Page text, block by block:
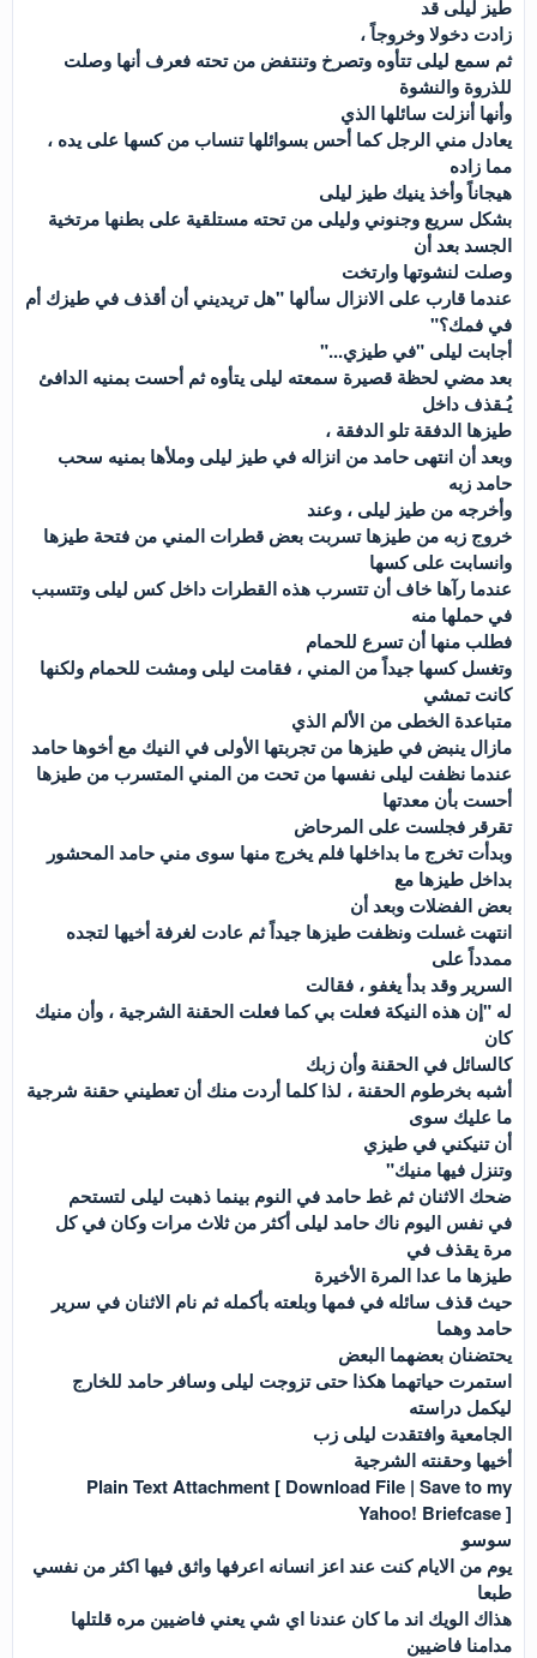
طيز ليلى قد
زادت دخولا وخروجاً ،
ثم سمع ليلى تتأوه وتصرخ وتنتفض من تحته فعرف أنها وصلت
للذروة والنشوة
وأنها أنزلت سائلها الذي
يعادل مني الرجل كما أحس بسوائلها تنساب من كسها على يده ،
مما زاده
هيجاناً وأخذ ينيك طيز ليلى
بشكل سريع وجنوني وليلى من تحته مستلقية على بطنها مرتخية
الجسد بعد أن
وصلت لنشوتها وارتخت
عندما قارب على الانزال سألها "هل تريديني أن أقذف في طيزك أم
في فمك؟"
أجابت ليلى "في طيزي..."
بعد مضي لحظة قصيرة سمعته ليلى يتأوه ثم أحست بمنيه الدافئ
يُـقذف داخل
طيزها الدفقة تلو الدفقة ،
وبعد أن انتهى حامد من انزاله في طيز ليلى وملأها بمنيه سحب
حامد زبه
وأخرجه من طيز ليلى ، وعند
خروج زبه من طيزها تسربت بعض قطرات المني من فتحة طيزها
وانسابت على كسها
عندما رآها خاف أن تتسرب هذه القطرات داخل كس ليلى وتتسبب
في حملها منه
فطلب منها أن تسرع للحمام
وتغسل كسها جيداً من المني ، فقامت ليلى ومشت للحمام ولكنها
كانت تمشي
متباعدة الخطى من الألم الذي
مازال ينبض في طيزها من تجربتها الأولى في النيك مع أخوها حامد
عندما نظفت ليلى نفسها من تحت من المني المتسرب من طيزها
أحست بأن معدتها
تقرقر فجلست على المرحاض
وبدأت تخرج ما بداخلها فلم يخرج منها سوى مني حامد المحشور
بداخل طيزها مع
بعض الفضلات وبعد أن
انتهت غسلت ونظفت طيزها جيداً ثم عادت لغرفة أخيها لتجده
ممدداً على
السرير وقد بدأ يغفو ، فقالت
له "إن هذه النيكة فعلت بي كما فعلت الحقنة الشرجية ، وأن منيك
كان
كالسائل في الحقنة وأن زبك
أشبه بخرطوم الحقنة ، لذا كلما أردت منك أن تعطيني حقنة شرجية
ما عليك سوى
أن تنيكني في طيزي
وتنزل فيها منيك"
ضحك الاثنان ثم غط حامد في النوم بينما ذهبت ليلى لتستحم
في نفس اليوم ناك حامد ليلى أكثر من ثلاث مرات وكان في كل
مرة يقذف في
طيزها ما عدا المرة الأخيرة
حيث قذف سائله في فمها وبلعته بأكمله ثم نام الاثنان في سرير
حامد وهما
يحتضنان بعضهما البعض
استمرت حياتهما هكذا حتى تزوجت ليلى وسافر حامد للخارج
ليكمل دراسته
الجامعية وافتقدت ليلى زب
أخيها وحقنته الشرجية
Plain Text Attachment [ Download File | Save to my
Yahoo! Briefcase ]
سوسو
يوم من الايام كنت عند اعز انسانه اعرفها واثق فيها اكثر من نفسي
طبعا
هذاك الويك اند ما كان عندنا اي شي يعني فاضيين مره قلتلها
مدامنا فاضيين